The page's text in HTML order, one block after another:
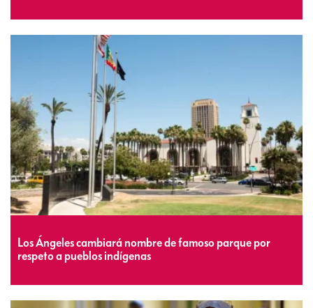
Los Ángeles cambiará nombre de famoso parque por
respeto a pueblos indígenas